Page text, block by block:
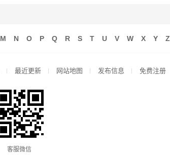
M N O P Q R S T U V W X Y Z
最近更新 网站地图 发布信息 免费注册
客服微信